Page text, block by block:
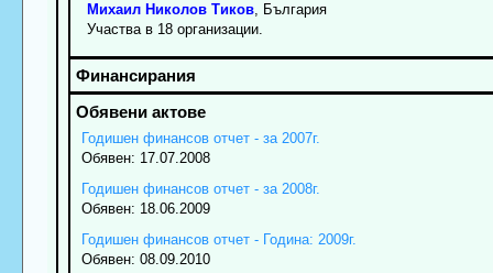
Михаил Николов Тиков, България
Участва в 18 организации.
Годишен финансов отчет - за 2007г.
Обявен: 17.07.2008
Годишен финансов отчет - за 2008г.
Обявен: 18.06.2009
Годишен финансов отчет - Година: 2009г.
Обявен: 08.09.2010